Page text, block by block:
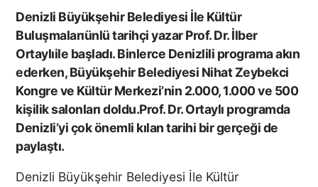
VAHŞET GÖRÜLDÜ
İNSANLIK DIŞI
VİCDANSIZLIK
AZRAİL’E “ELDEN SONRA
GEL” DEDİ! OKEYE DEVAM
ETTİ
DENİZLİ’DEN TATİLE GİDEN
Denizli Büyükşehir Belediyesi İle Kültür
Buluşmalarıünlü tarihçi yazar Prof. Dr. İlber
Ortaylıile başladı. Binlerce Denizlili programa akın
ederken, Büyükşehir Belediyesi Nihat Zeybekci
Kongre ve Kültür Merkezi’nin 2.000, 1.000 ve 500
kişilik salonları doldu.Prof. Dr. Ortaylı programda
Denizli’yi çok önemli kılan tarihi bir gerçeği de
paylaştı.
Denizli Büyükşehir Belediyesi İle Kültür